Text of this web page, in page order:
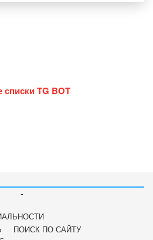
TG BOT
-
ПОИСК ПО САЙТУ